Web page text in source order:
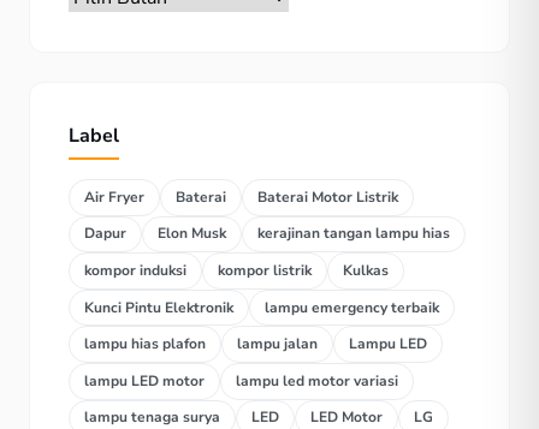
Label
Air Fryer Baterai
Baterai Motor Listrik
Dapur
Elon Musk
kerajinan tangan lampu hias
kompor induksi
kompor listrik
Kulkas
Kunci Pintu Elektronik
lampu emergency terbaik
lampu hias plafon
lampu jalan
Lampu LED
lampu LED motor
lampu led motor variasi
lampu tenaga surya
LED LED Motor
LG